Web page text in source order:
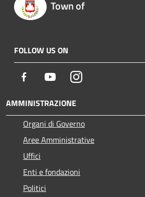
Town of
FOLLOW US ON
Facebook YoutubeInstagram
AMMINISTRAZIONE
Organi di Governo
Aree Amministrative
Uffici
Enti e fondazioni
Politici